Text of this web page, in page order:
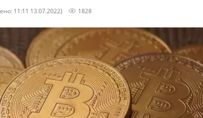
11:11 13.07.2022) 1828